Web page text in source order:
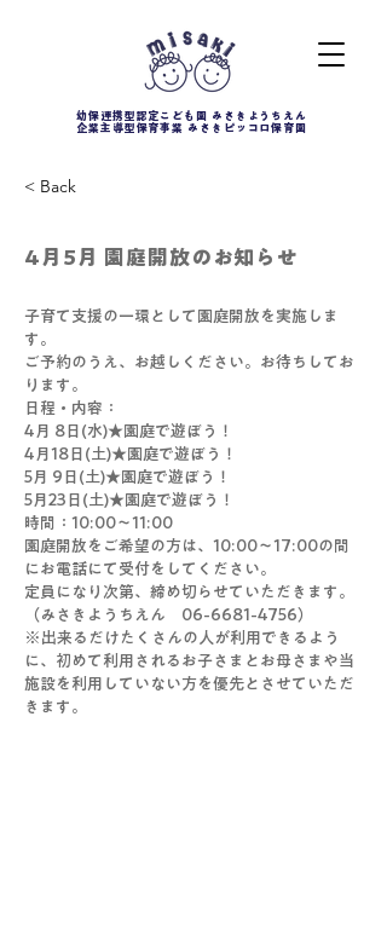
幼保連携型認定こども園 みさきようちえん
企業主導型保育事業 みさきピッコロ保育園
< Back
4月5月 園庭開放のお知らせ
子育て支援の一環として園庭開放を実施しま
す。
ご予約のうえ、お越しください。お待ちしてお
ります。
日程・内容：
4月 8日(水)★園庭で遊ぼう！
4月18日(土)★園庭で遊ぼう！
5月 9日(土)★園庭で遊ぼう！
5月23日(土)★園庭で遊ぼう！
時間：10:00～11:00
園庭開放をご希望の方は、10:00～17:00の間
にお電話にて受付をしてください。
定員になり次第、締め切らせていただきます。
（みさきようちえん　06-6681-4756）
※出来るだけたくさんの人が利用できるよう
に、初めて利用されるお子さまとお母さまや当
施設を利用していない方を優先とさせていただ
きます。